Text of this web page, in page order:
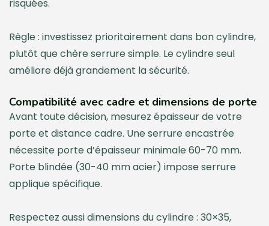
risquées.
Règle : investissez prioritairement dans bon cylindre,
plutôt que chère serrure simple. Le cylindre seul
améliore déjà grandement la sécurité.
Compatibilité avec cadre et dimensions de porte
Avant toute décision, mesurez épaisseur de votre
porte et distance cadre. Une serrure encastrée
nécessite porte d’épaisseur minimale 60-70 mm.
Porte blindée (30-40 mm acier) impose serrure
applique spécifique.
Respectez aussi dimensions du cylindre : 30×35,